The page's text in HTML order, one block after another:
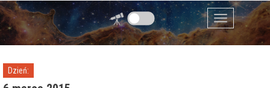
Przejdź do zawartości
Menu
Dzień: